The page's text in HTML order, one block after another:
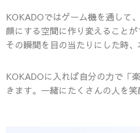
KOKADOではゲーム機を通して
顔にする空間に作り変えることが
その瞬間を目の当たりにした時、
KOKADOに入れば自分の力で「
きます。一緒にたくさんの人を